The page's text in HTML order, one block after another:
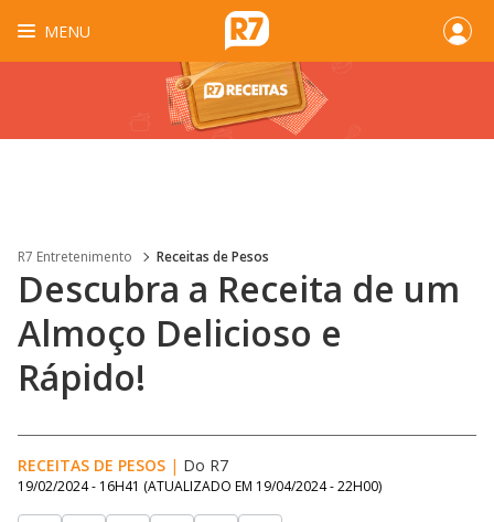
MENU
R7 Entretenimento Receitas de Pesos
Descubra a Receita de um
Almoço Delicioso e
Rápido!
RECEITAS DE PESOS | Do R7
19/02/2024 - 16H41 (ATUALIZADO EM 19/04/2024 - 22H00)